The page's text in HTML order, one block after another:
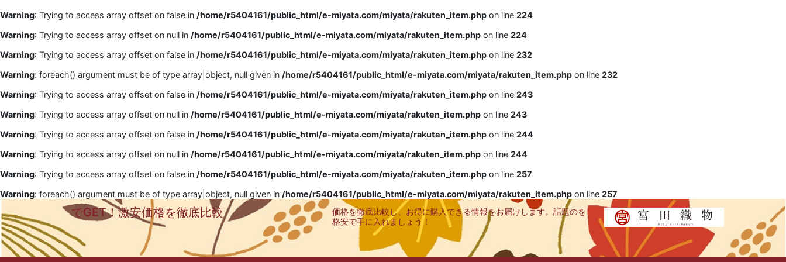
Warning: Trying to access array offset on false in /home/r5404161/public_html/e-miyata.com/miyata/rakuten_item.php on line 224
Warning: Trying to access array offset on null in /home/r5404161/public_html/e-miyata.com/miyata/rakuten_item.php on line 224
Warning: Trying to access array offset on false in /home/r5404161/public_html/e-miyata.com/miyata/rakuten_item.php on line 232
Warning: foreach() argument must be of type array|object, null given in /home/r5404161/public_html/e-miyata.com/miyata/rakuten_item.php on line 232
Warning: Trying to access array offset on false in /home/r5404161/public_html/e-miyata.com/miyata/rakuten_item.php on line 243
Warning: Trying to access array offset on null in /home/r5404161/public_html/e-miyata.com/miyata/rakuten_item.php on line 243
Warning: Trying to access array offset on false in /home/r5404161/public_html/e-miyata.com/miyata/rakuten_item.php on line 244
Warning: Trying to access array offset on null in /home/r5404161/public_html/e-miyata.com/miyata/rakuten_item.php on line 244
Warning: Trying to access array offset on false in /home/r5404161/public_html/e-miyata.com/miyata/rakuten_item.php on line 257
Warning: foreach() argument must be of type array|object, null given in /home/r5404161/public_html/e-miyata.com/miyata/rakuten_item.php on line 257
でGET！激安価格を徹底比較
価格を徹底比較し、お得に購入できる情報をお届けします。話題のを
格安で手に入れましょう！